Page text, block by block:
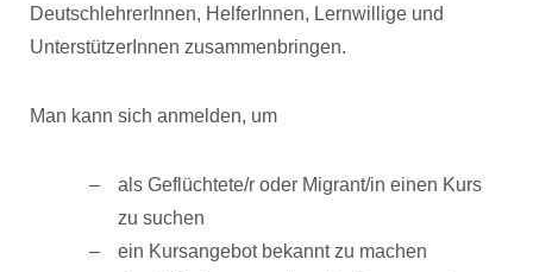
DeutschlehrerInnen, HelferInnen, Lernwillige und
UnterstützerInnen zusammenbringen.
Man kann sich anmelden, um
als Geflüchtete/r oder Migrant/in einen Kurs
zu suchen
ein Kursangebot bekannt zu machen